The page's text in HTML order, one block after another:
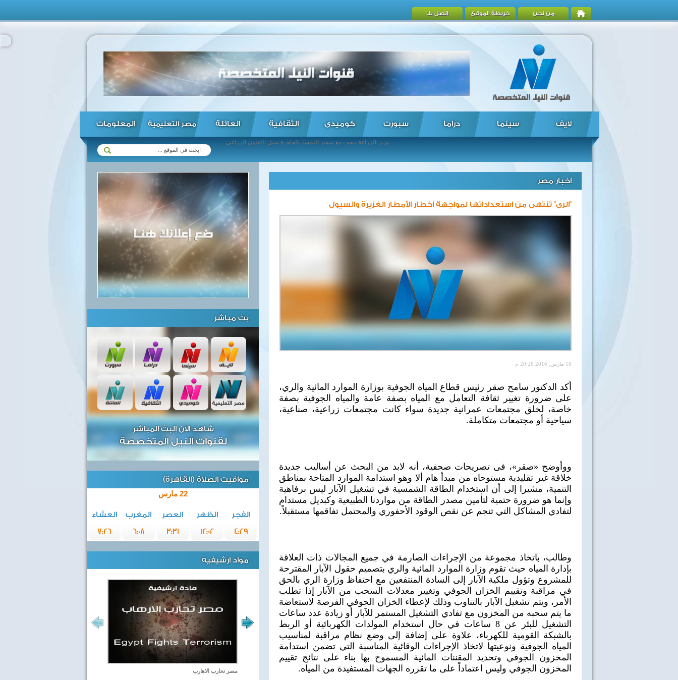
من نحن خريطة الموقع اتصل بنا
لايف سينما دراما سبورت كوميدى الثقافية العائلة مصر التعليمية المعلومات
اخبار مصر
"الرى" تنتهى من استعداداتها لمواجهة أخطار الأمطار الغزيرة والسيول
18 مارس, 2016 20:28 م
أكد الدكتور سامح صقر رئيس قطاع المياه الجوفية بوزارة الموارد المائية والري،
على ضرورة تغيير ثقافة التعامل مع المياه بصفة عامة والمياه الجوفية بصفة
خاصة، لخلق مجتمعات عمرانية جديدة سواء كانت مجتمعات زراعية، صناعية،
سياحية أو مجتمعات متكاملة.
ووأوضح «صقر»، فى تصريحات صحفية، أنه لابد من البحث عن أساليب جديدة
خلاقة غير تقليدية مستوحاه من مبدأ هام ألا وهو استدامة الموارد المتاحة بمناطق
التنمية، مشيرا إلى أن استخدام الطاقة الشمسية في تشغيل الآبار ليس برفاهية
وإنما هو ضرورة حتمية لتأمين مصدر الطاقة من مواردنا الطبيعية وكبديل مستدام
لتفادي المشاكل التي تنجم عن نقص الوقود الأحفوري والمحتمل تفاقمها مستقبلاً.
وطالب، باتخاذ مجموعة من الإجراءات الصارمة في جميع المجالات ذات العلاقة
بإدارة المياه حيث تقوم وزارة الموارد المائية والري بتصميم حقول الآبار المقترحة
للمشروع وتؤول ملكية الآبار إلى السادة المنتفعين مع احتفاظ وزارة الري بالحق
في مراقبة وتقييم الخزان الجوفي وتغيير معدلات السحب من الآبار إذا تطلب
الأمر، ويتم تشغيل الآبار بالتناوب وذلك لإعطاء الخزان الجوفي الفرصة لاستعاضة
ما يتم سحبه من المخزون مع تفادي التشغيل المستمر للآبار أو زيادة عدد ساعات
التشغيل للبئر عن 8 ساعات في حال استخدام المولدات الكهربائية أو الربط
بالشبكة القومية للكهرباء، علاوة على إضافة إلى وضع نظام مراقبة لمناسيب
المياه الجوفية ونوعيتها لاتخاذ الإجراءات الوقائية المناسبة التي تضمن استدامة
المخزون الجوفي وتحديد المقننات المائية المسموح بها بناء على نتائج تقييم
المخزون الجوفي وليس اعتماداً على ما تقرره الجهات المستفيدة من المياه.
بث مباشر
شاهد الآن البث المباشر
لقنوات النيل المتخصصة
مواقيت الصلاة (القاهرة)
22 مارس
الفجر الظهر العصر المغرب
العشاء
4:29
12:02
3:31
6:08
7:26
مواد ارشيفيه
مصر تحارب الاهارب اغاني وطنية 40 سنة على نصر أكتوبر